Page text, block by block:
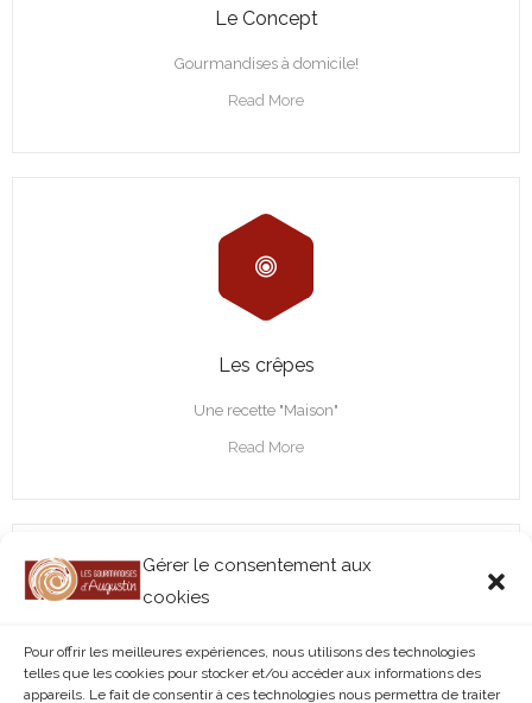
Gérer le consentement aux
cookies
Pour offrir les meilleures expériences, nous utilisons des technologies
telles que les cookies pour stocker et/ou accéder aux informations des
appareils. Le fait de consentir à ces technologies nous permettra de traiter
Le Concept
Gourmandises à domicile!
Read More
Les crêpes
Une recette "Maison"
Read More